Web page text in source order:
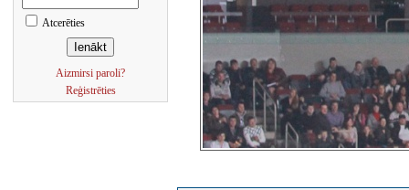
Atcerēties
Aizmirsi paroli?
Reģistrēties